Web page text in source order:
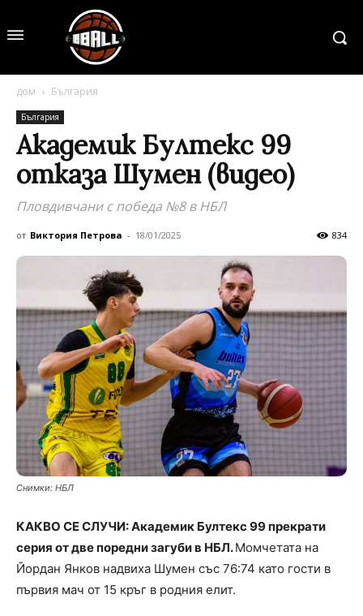
дом България
България
Академик Бултекс 99
отказа Шумен (видео)
Пловдивчани с победа №8 в НБЛ
от Виктория Петрова - 18/01/2025 834
Снимки: НБЛ
КАКВО СЕ СЛУЧИ: Академик Бултекс 99 прекрати
серия от две поредни загуби в НБЛ.Момчетата на
Йордан Янков надвиха Шумен със 76:74 като гости в
първия мач от 15 кръг в родния елит.